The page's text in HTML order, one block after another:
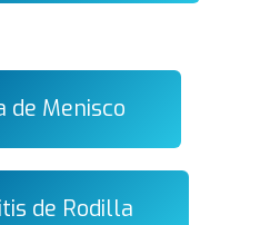
de Menisco
de Rodilla